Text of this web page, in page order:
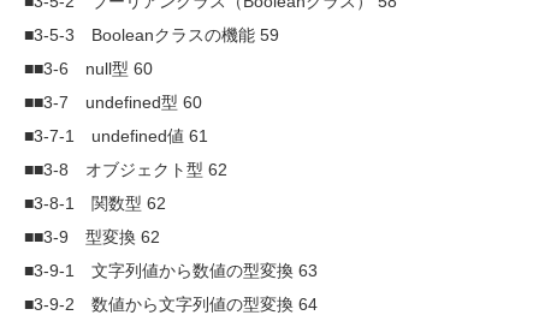
■3-5-3 Booleanクラスの機能 59
■■3-6 null型 60
■■3-7 undefined型 60
■3-7-1 undefined値 61
■■3-8 オブジェクト型 62
■3-8-1 関数型 62
■■3-9 型変換 62
■3-9-1 文字列値から数値の型変換 63
■3-9-2 数値から文字列値の型変換 64